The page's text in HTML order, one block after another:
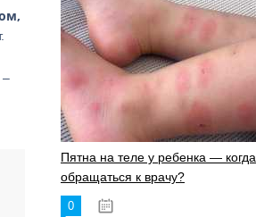
–
Пятна на теле у ребенка — когда
обращаться к врачу?
0